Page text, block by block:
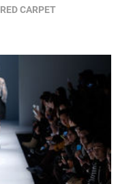
RED CARPET